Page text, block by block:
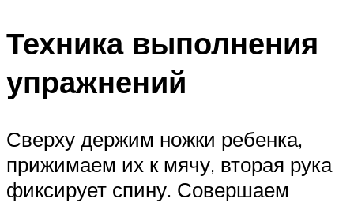
Техника выполнения
упражнений
Сверху держим ножки ребенка,
прижимаем их к мячу, вторая рука
фиксирует спину. Совершаем